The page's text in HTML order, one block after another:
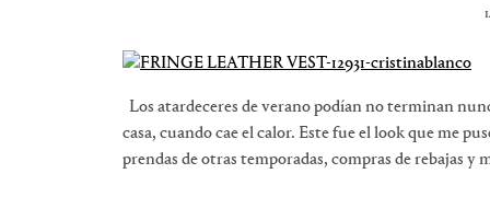
Los atardeceres de verano podían no terminan
casa, cuando cae el calor. Este fue el look que me
prendas de otras temporadas, compras de rebajas y